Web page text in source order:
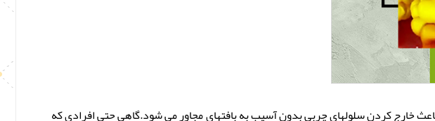
خارج کردن سلولهای چربی بدون آسیب به بافتهای مجاور می شود.گاهی حتی افرادی که